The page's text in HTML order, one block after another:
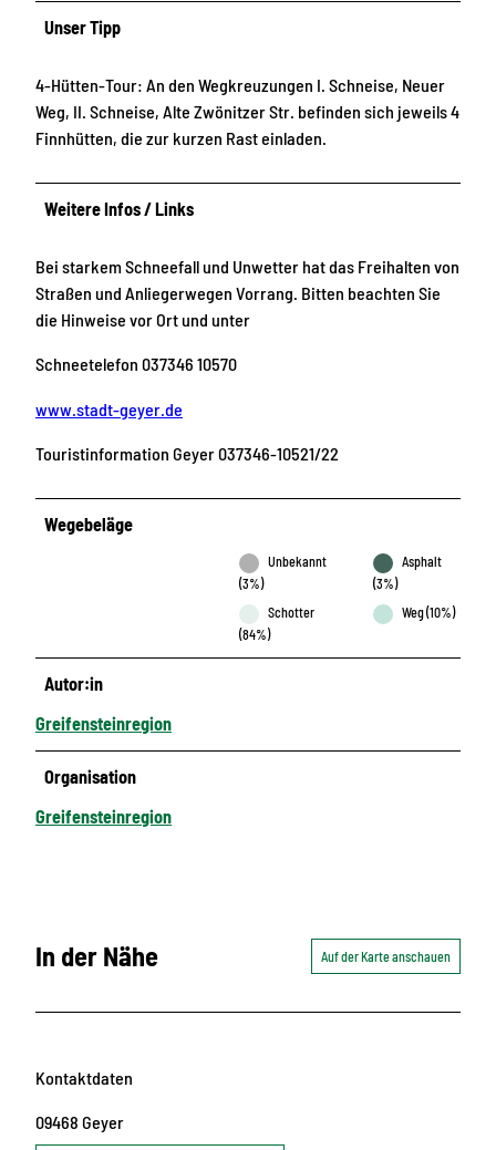
Unser Tipp
4-Hütten-Tour: An den Wegkreuzungen I. Schneise, Neuer
Weg, II. Schneise, Alte Zwönitzer Str. befinden sich jeweils 4
Finnhütten, die zur kurzen Rast einladen.
Weitere Infos / Links
Bei starkem Schneefall und Unwetter hat das Freihalten von
Straßen und Anliegerwegen Vorrang. Bitten beachten Sie
die Hinweise vor Ort und unter
Schneetelefon 037346 10570
www.stadt-geyer.de
Touristinformation Geyer 037346-10521/22
Wegebeläge
Unbekannt
(3%)
Asphalt
(3%)
Schotter
(84%)
Weg (10%)
Autor:in
Greifensteinregion
Organisation
Greifensteinregion
In der Nähe Auf der Karte anschauen
Kontaktdaten
09468 Geyer